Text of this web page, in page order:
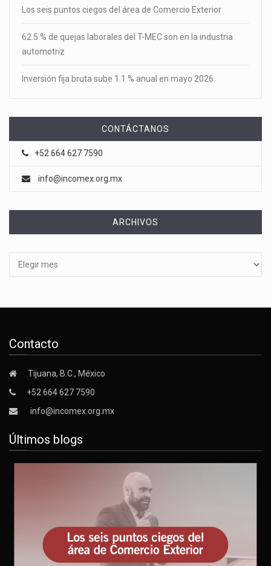
Los seis puntos ciegos del área de Comercio Exterior
62.5 % de quejas laborales del T-MEC son en la industria
automotriz
Inversión fija bruta sube 1.1 % anual en mayo 2026
CONTÁCTANOS
+52 664 627 7590
info@incomex.org.mx
ARCHIVOS
Contacto
Tijuana, B.C., México
+52 664 627 7590
info@incomex.org.mx
Últimos blogs